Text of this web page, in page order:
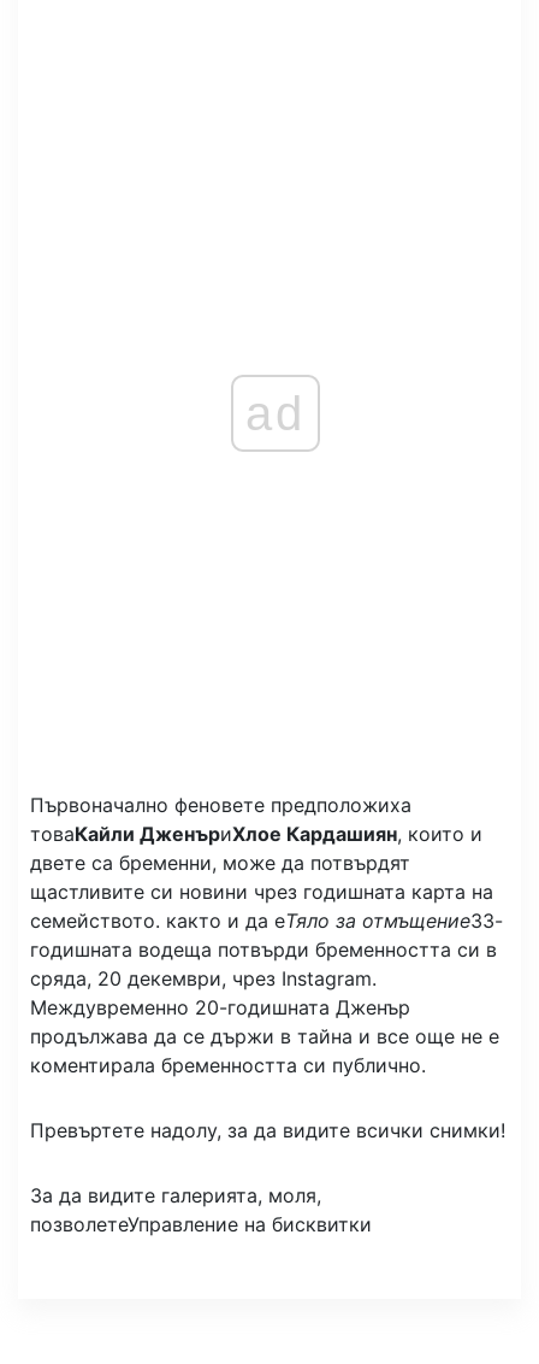
ad
Първоначално феновете предположиха
товаКайли ДженъриХлое Кардашиян, които и
двете са бременни, може да потвърдят
щастливите си новини чрез годишната карта на
семейството. както и да еТяло за отмъщение33-
годишната водеща потвърди бременността си в
сряда, 20 декември, чрез Instagram.
Междувременно 20-годишната Дженър
продължава да се държи в тайна и все още не е
коментирала бременността си публично.
Превъртете надолу, за да видите всички снимки!
За да видите галерията, моля,
позволетеУправление на бисквитки